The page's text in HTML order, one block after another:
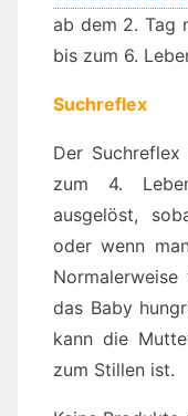
ab dem 2. Tag
bis zum 6.
Suchreflex
Der
zum 4.
ausgelöst,
oder wenn
das Baby
kann die
zum Stillen ist.